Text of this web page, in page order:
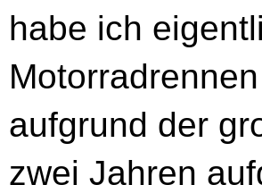
habe ich
aufgrund der
zwei Jahren